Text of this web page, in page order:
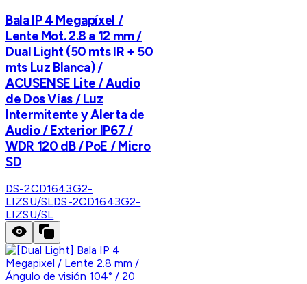
Bala IP 4 Megapíxel /
Lente Mot. 2.8 a 12 mm /
Dual Light (50 mts IR + 50
mts Luz Blanca) /
ACUSENSE Lite / Audio
de Dos Vías / Luz
Intermitente y Alerta de
Audio / Exterior IP67 /
WDR 120 dB / PoE / Micro
SD
DS-2CD1643G2-
LIZSU/SLDS-2CD1643G2-
LIZSU/SL